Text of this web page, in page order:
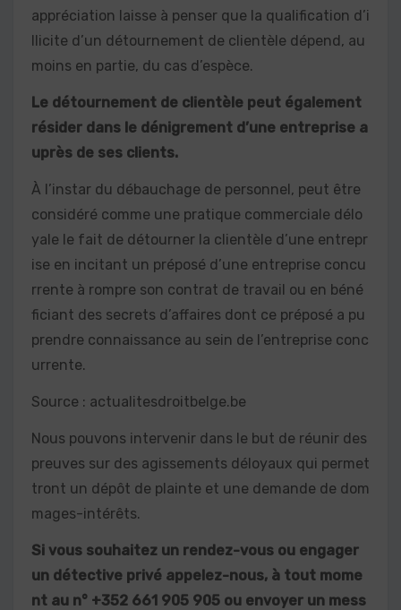
appréciation laisse à penser que la qualification d’i
llicite d’un détournement de clientèle dépend, au
moins en partie, du cas d’espèce.
Le détournement de clientèle peut également
résider dans le dénigrement d’une entreprise a
uprès de ses clients.
À l’instar du débauchage de personnel, peut être
considéré comme une pratique commerciale délo
yale le fait de détourner la clientèle d’une entrepr
ise en incitant un préposé d’une entreprise concu
rrente à rompre son contrat de travail ou en béné
ficiant des secrets d’affaires dont ce préposé a pu
prendre connaissance au sein de l’entreprise conc
urrente.
Source : actualitesdroitbelge.be
Nous pouvons intervenir dans le but de réunir des
preuves sur des agissements déloyaux qui permet
tront un dépôt de plainte et une demande de dom
mages-intérêts.
Si vous souhaitez un rendez-vous ou engager
un détective privé appelez-nous, à tout mome
nt au n° +352 661 905 905 ou envoyer un mess